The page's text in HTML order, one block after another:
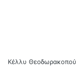
Κέλλυ